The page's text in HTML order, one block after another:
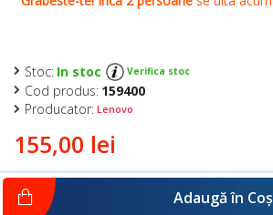
155,00 lei
Stoc: In stoc Verifica stoc
Cod produs: 159400
Producator: Lenovo
Adaugă în Coş